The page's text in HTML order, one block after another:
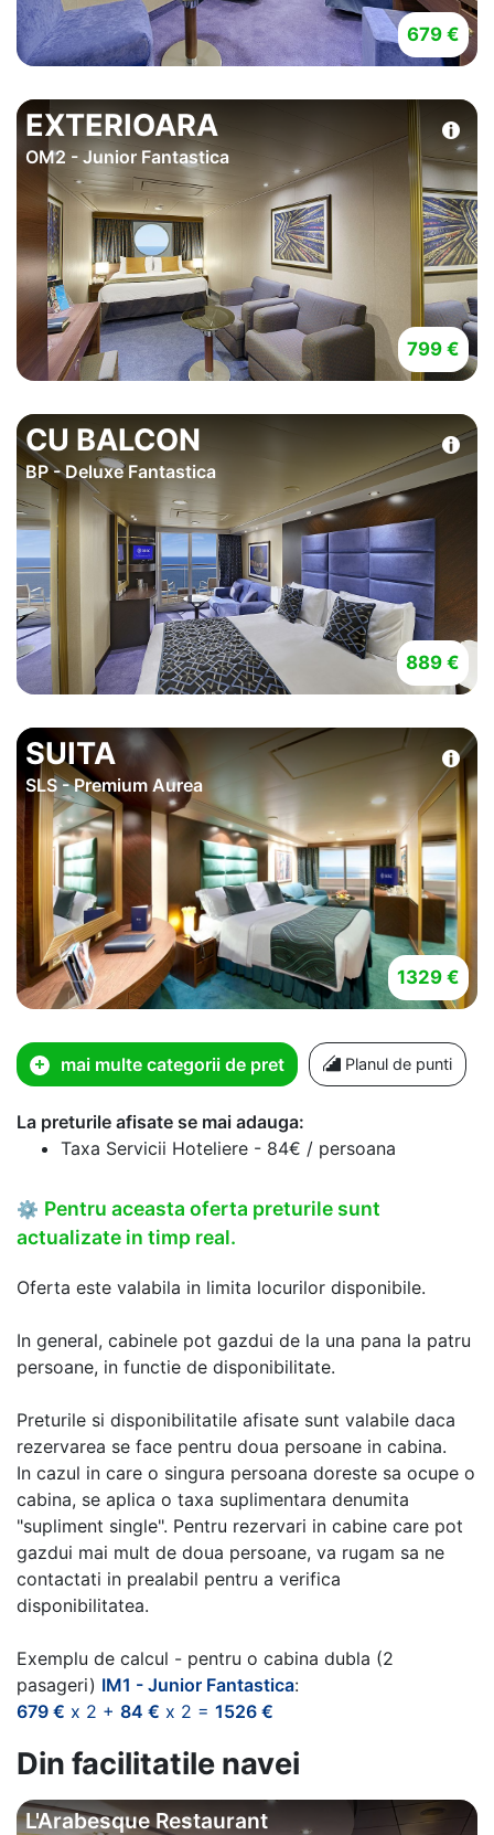
679 €
EXTERIOARA
OM2 - Junior Fantastica
799 €
CU BALCON
BP - Deluxe Fantastica
889 €
SUITA
SLS - Premium Aurea
1329 €
mai multe categorii de pret Planul de punti
La preturile afisate se mai adauga:
Taxa Servicii Hoteliere - 84€ / persoana
⚙ Pentru aceasta oferta preturile sunt
actualizate in timp real.
Oferta este valabila in limita locurilor disponibile.
In general, cabinele pot gazdui de la una pana la patru
persoane, in functie de disponibilitate.
Preturile si disponibilitatile afisate sunt valabile daca
rezervarea se face pentru doua persoane in cabina.
In cazul in care o singura persoana doreste sa ocupe o
cabina, se aplica o taxa suplimentara denumita
"supliment single". Pentru rezervari in cabine care pot
gazdui mai mult de doua persoane, va rugam sa ne
contactati in prealabil pentru a verifica
disponibilitatea.
Exemplu de calcul - pentru o cabina dubla (2
pasageri) IM1 - Junior Fantastica:
679 € x 2 + 84 € x 2 = 1526 €
Din facilitatile navei
L'Arabesque Restaurant